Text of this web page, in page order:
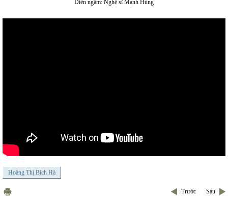
Diễn ngâm: Nghệ sĩ Mạnh Hùng
Hoàng Thị Bích Hà
Trước Sau